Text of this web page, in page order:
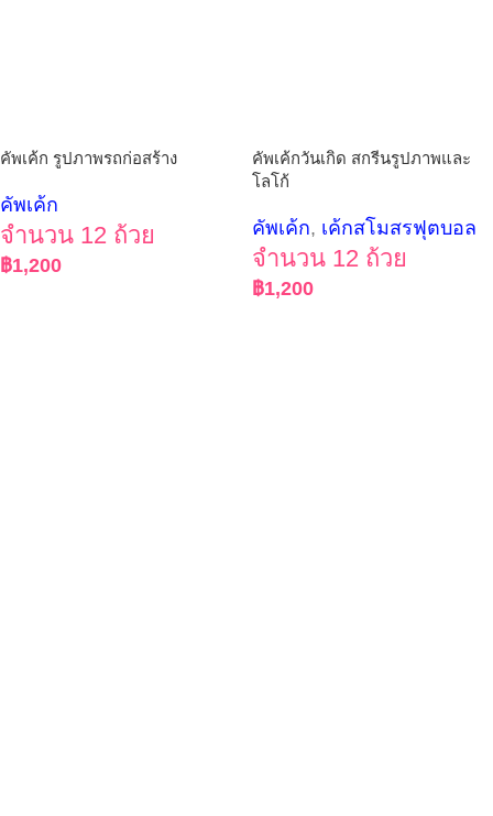
คัพเค้ก รูปภาพรถก่อสร้าง
คัพเค้ก
จำนวน 12 ถ้วย
฿1,200
คัพเค้กวันเกิด สกรีนรูปภาพและ
โลโก้
คัพเค้ก, เค้กสโมสรฟุตบอล
จำนวน 12 ถ้วย
฿1,200